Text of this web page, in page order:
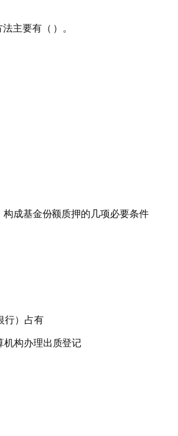
主要有（ ）。
成基金份额质押的几项必要条件
行）占有
机构办理出质登记